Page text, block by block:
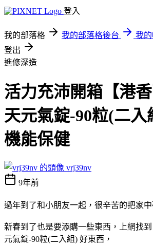
登入
我的部落格 我的部落格後台
我
登出
進修深造
活力充沛開箱【港
天元氣錠-90粒(二入
機能保健
vrj39nv
9年前
過年到了和小朋友一起，很辛苦的把家中
新春到了也是要添購一些東西，上網找
元氣錠-90粒(二入組) 好東西，